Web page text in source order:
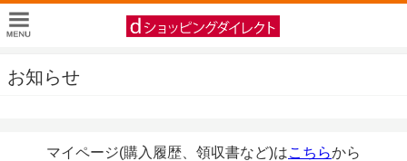
お知らせ
マイページ(購入履歴、領収書など)はこちらから